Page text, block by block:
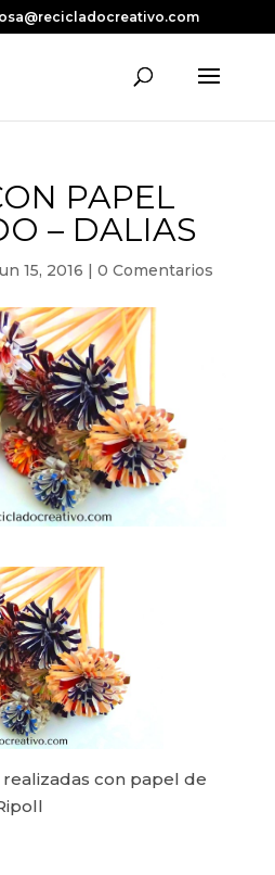
PAPEL
– DALIAS
15, 2016 | 0 Comentarios
con papel de